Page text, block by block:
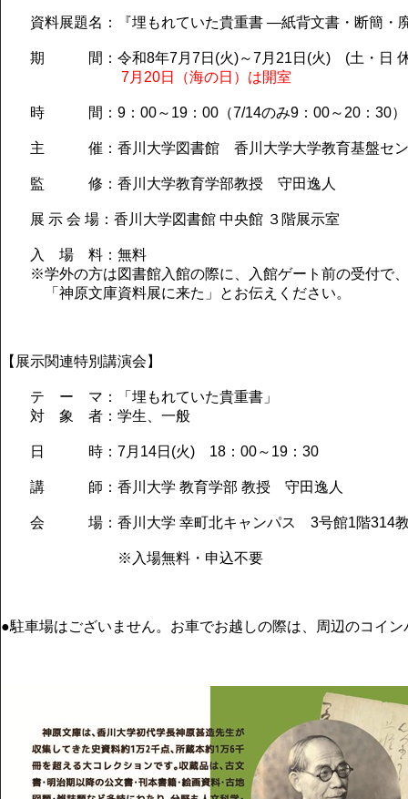
資料展題名：『埋もれていた貴重書 ―紙背文書・断簡・
期 間：令和8年7月7日(火)～7月21日(火) (土・日
7月20日（海の日）は開室
時 間 ：9：00～19：00（7/14のみ9：00～20：30）
主 催：香川大学図書館 香川大学大学教育基盤セン
監 修：香川大学教育学部教授 守田逸人
展 示 会 場：香川大学図書館 中央館 ３階展示室
入 場 料 ：無料
※学外の方は図書館入館の際に、入館ゲート前の受付で、
「神原文庫資料展に来た」とお伝えください。
【展示関連特別講演会】
テ ー マ：「埋もれていた貴重書」
対 象 者：学生、一般
日 時：7月14日(火) 18：00～19：30
講 師：香川大学 教育学部 教授 守田逸人
会 場：香川大学 幸町北キャンパス 3号館1階314
※入場無料・申込不要
●駐車場はございません。お車でお越しの際は、周辺のコイ